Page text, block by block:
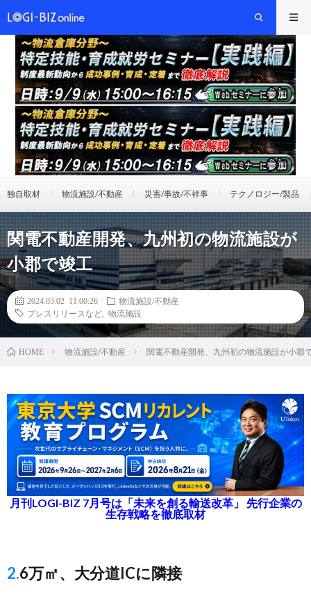
独自取材 物流施設/不動産 災害/事故/不祥事 テクノロジー/製品
関電不動産開発、九州初の物流施設が
小郡で竣工
2024.03.02 11:00:26
物流施設/不動産
プレスリリースなど
物流施設
HOME 物流施設/不動産 関電不動産開発、九州初の物流施設が小郡
月刊LOGI-BIZ 7月号は「未来を創る輸送改革」 先行企業の
生存戦略を徹底取材
2.6万㎡、大分道ICに隣接